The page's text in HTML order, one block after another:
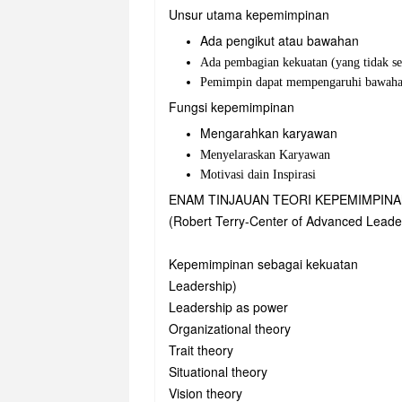
Unsur utama kepemimpinan
Ada pengikut atau bawahan
Ada pembagian kekuatan (yang tidak
Pemimpin dapat mempengaruhi
Fungsi kepemimpinan
Mengarahkan karyawan
Menyelaraskan Karyawan
Motivasi dain Inspirasi
ENAM TINJAUAN TEORI
(Robert Terry-Center of Advanced
Kepemimpinan sebagai kekuatan
Leadership)
Leadership as power
Organizational theory
Trait theory
Situational theory
Vision theory